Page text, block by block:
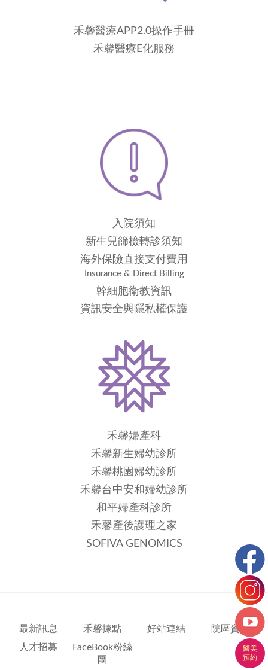
禾馨醫療APP2.0操作手冊
禾馨醫療E化服務
入院須知
新生兒篩檢轉診須知
海外保險直接支付費用
Insurance & Direct Billing
幹細胞衛教資訊
資訊安全與隱私權保護
禾馨婦產科
禾馨新生婦幼診所
禾馨桃園婦幼診所
禾馨台中安和婦幼診所
和平婦產科診所
禾馨產後護理之家
SOFIVA GENOMICS
最新訊息 禾馨據點 好站連結
院區資訊
人才招募
FaceBook粉絲
團